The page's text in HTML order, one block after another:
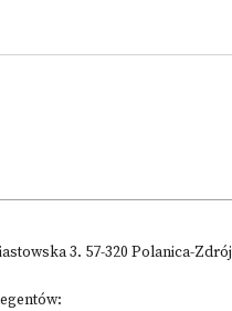
3. 57-320 Polanica-Zdrój